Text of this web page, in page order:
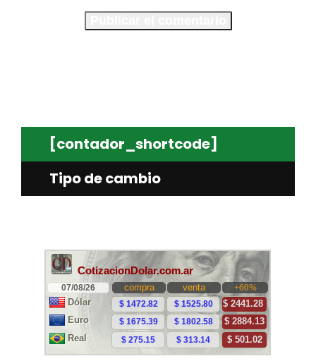
[contador_shortcode]
Tipo de cambio